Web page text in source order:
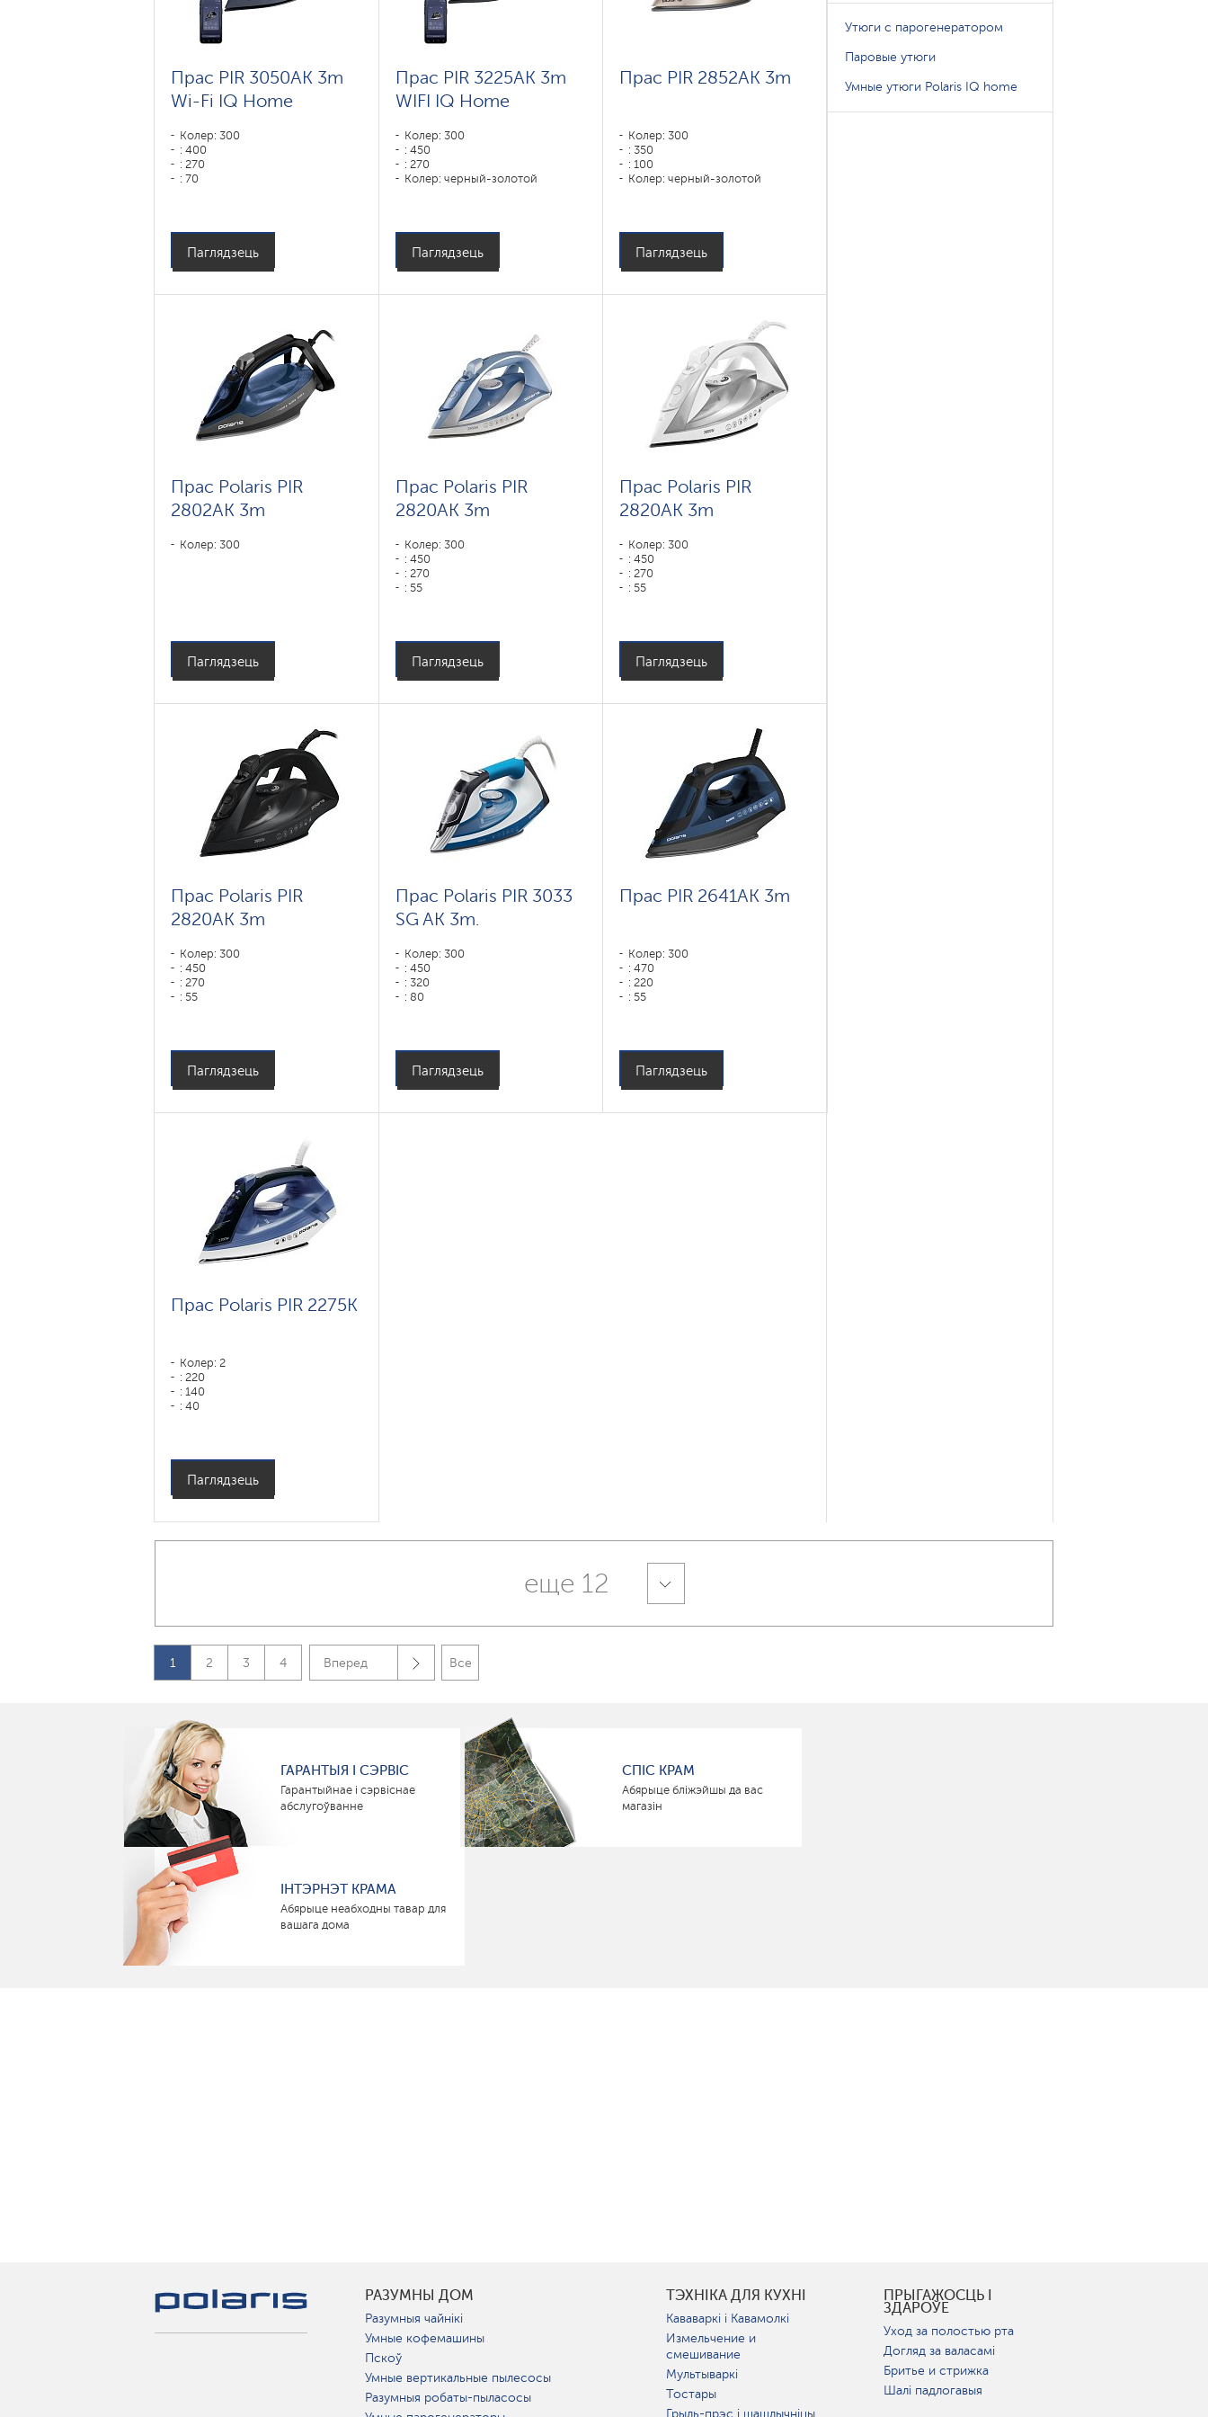
Прас PIR 3050AK 3m
Wi-Fi IQ Home
Колер: 300
: 400
: 270
: 70
Магутнасць, Вт: 3000
Паглядзець
Прас PIR 3225AK 3m
WIFI IQ Home
Колер: 300
: 450
: 270
Колер: черный-золотой
Паглядзець
Прас PIR 2852AK 3m
Колер: 300
: 350
: 100
Колер: черный-золотой
Паглядзець
Прас Polaris PIR
2802AK 3m
Колер: 300
Паглядзець
Прас Polaris PIR
2820AK 3m
Колер: 300
: 450
: 270
: 55
Магутнасць, Вт: 2800
Паглядзець
Прас Polaris PIR
2820AK 3m
Колер: 300
: 450
: 270
: 55
Паглядзець
Прас Polaris PIR
2820AK 3m
Колер: 300
: 450
: 270
: 55
Паглядзець
Прас Polaris PIR 3033
SG AK 3m.
Колер: 300
: 450
: 320
: 80
Магутнасць, Вт: 3000
Паглядзець
Прас PIR 2641AK 3m
Колер: 300
: 470
: 220
: 55
Паглядзець
Прас Polaris PIR 2275K
Колер: 2
: 220
: 140
: 40
Магутнасць, Вт: 2200
Паглядзець
Утюги с парогенератором
Паровые утюги
Умные утюги Polaris IQ home
еще 12
1 2 3 4 Вперед Все
ГАРАНТЫЯ І СЭРВІС
Гарантыйнае і сэрвіснае
абслугоўванне
СПІС КРАМ
Абярыце бліжэйшы да вас
магазін
ІНТЭРНЭТ КРАМА
Абярыце неабходны тавар для
вашага дома
РАЗУМНЫ ДОМ
Разумныя чайнікі
Умные кофемашины
Пскоў
Умные вертикальные пылесосы
Разумныя робаты-пыласосы
ТЭХНІКА ДЛЯ КУХНІ
Кававаркі і Кавамолкі
Измельчение и
смешивание
Мультываркі
Тостары
Грыль-прэс і шашлычніцы
ПРЫГАЖОСЦЬ І
ЗДАРОЎЕ
Уход за полостью рта
Догляд за валасамі
Бритье и стрижка
Шалі падлогавыя